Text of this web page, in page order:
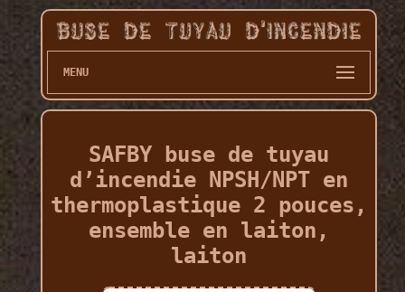
MENU
SAFBY buse de tuyau
d’incendie NPSH/NPT en
thermoplastique 2 pouces,
ensemble en laiton,
laiton